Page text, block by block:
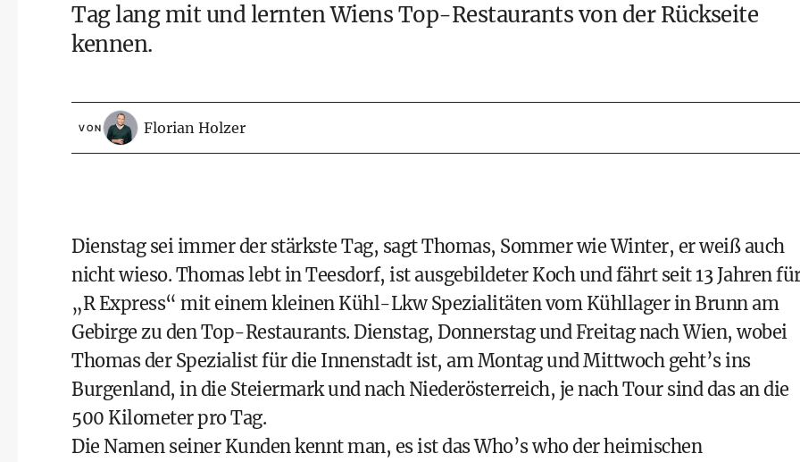
Tag lang mit und lernten Wiens Top-Restaurants von der Rückseite
kennen.
VON Florian Holzer
Dienstag sei immer der stärkste Tag, sagt Thomas, Sommer wie Winter, er weiß auch
nicht wieso. Thomas lebt in Teesdorf, ist ausgebildeter Koch und fährt seit 13 Jahren
„R Express“ mit einem kleinen Kühl-Lkw Spezialitäten vom Kühllager in Brunn am
Gebirge zu den Top-Restaurants. Dienstag, Donnerstag und Freitag nach Wien, wobei
Thomas der Spezialist für die Innenstadt ist, am Montag und Mittwoch geht’s ins
Burgenland, in die Steiermark und nach Niederösterreich, je nach Tour sind das an die
500 Kilometer pro Tag.
Die Namen seiner Kunden kennt man, es ist das Who’s who der heimischen